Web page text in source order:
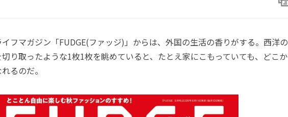
フマガジン「FUDGE(ファッジ)」からは、外国の生活の香りがする。西洋の
り取ったような1枚1枚を眺めていると、たとえ家にこもっていても、どこか
るのだ。